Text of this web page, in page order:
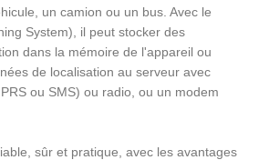
un camion ou un bus. Avec le
System), il peut stocker des
dans la mémoire de l'appareil ou
de localisation au serveur avec
ou SMS) ou radio, ou un modem
sûr et pratique, avec les avantages